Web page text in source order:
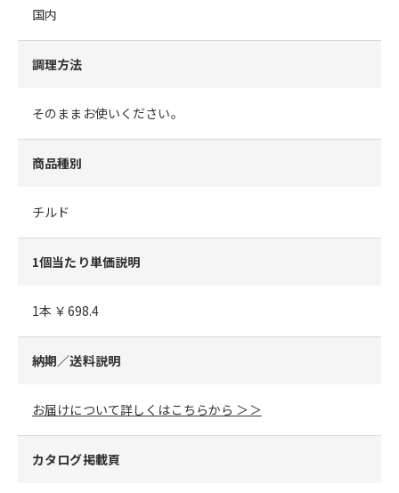
国内
調理方法
そのままお使いください。
商品種別
チルド
1個当たり単価説明
1本 ￥698.4
納期／送料説明
お届けについて詳しくはこちらから ＞＞
カタログ掲載頁